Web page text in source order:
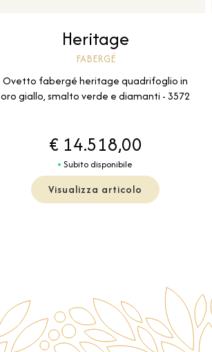
Heritage
FABERGÉ
Ovetto fabergé heritage quadrifoglio in
oro giallo, smalto verde e diamanti - 3572
€ 14.518,00
Subito disponibile
Visualizza articolo